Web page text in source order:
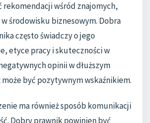
rekomendacji wśród znajomych,
środowisku biznesowym. Dobra
często świadczy o jego
etyce pracy i skuteczności w
opinii w dłuższym
być pozytywnym wskaźnikiem.
ma również sposób komunikacji
Dobry prawnik powinien być